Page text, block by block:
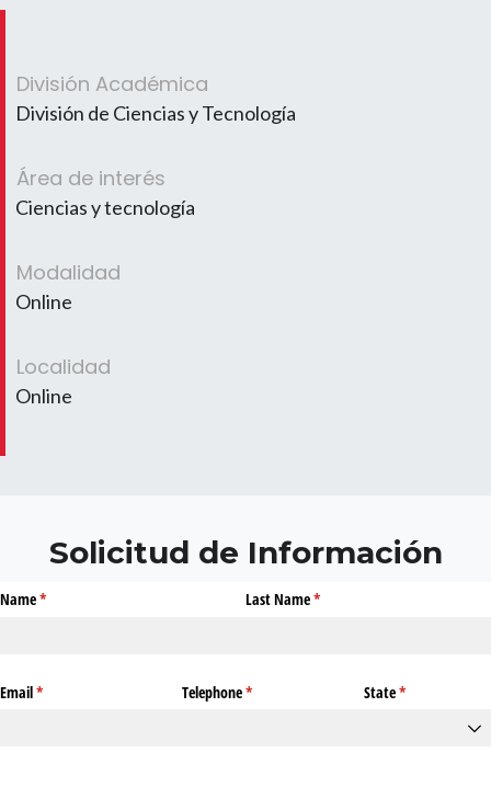
División Académica
División de Ciencias y Tecnología
Área de interés
Ciencias y tecnología
Modalidad
Online
Localidad
Online
Solicitud de Información